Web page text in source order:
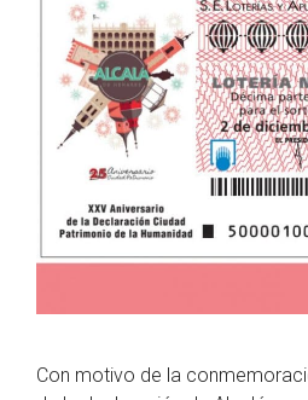
Con motivo de la